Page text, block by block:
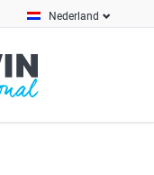
Nederland